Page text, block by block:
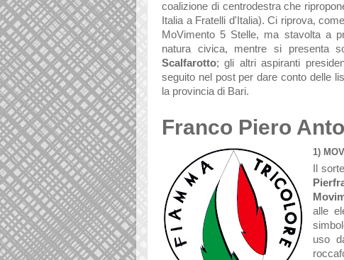
coalizione di centrodestra che
Italia a Fratelli d'Italia). Ci riprova,
MoVimento 5 Stelle, ma stavolta a
natura civica, mentre si presenta
Scalfarotto; gli altri aspiranti
seguito nel post per dare conto delle
la provincia di Bari.
Franco Piero
1)
Il
alle
uso